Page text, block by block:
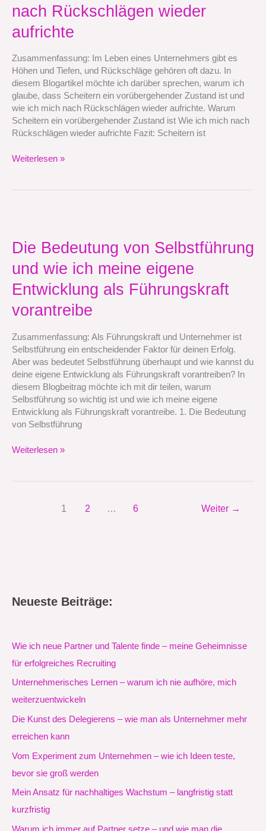
nach Rückschlägen wieder
aufrichte
Zusammenfassung: Im Leben eines Unternehmers gibt es
Höhen und Tiefen, und Rückschläge gehören oft dazu. In
diesem Blogartikel möchte ich darüber sprechen, warum ich
glaube, dass Scheitern ein vorübergehender Zustand ist und
wie ich mich nach Rückschlägen wieder aufrichte. Warum
Scheitern ein vorübergehender Zustand ist Wie ich mich nach
Rückschlägen wieder aufrichte Fazit: Scheitern ist
vorübergehender
Zustand
ist
wie
ich
mich
nach
Rückschlägen
wieder
aufrichte
Weiterlesen »
Die Bedeutung von Selbstführung
und wie ich meine eigene
Entwicklung als Führungskraft
vorantreibe
Zusammenfassung: Als Führungskraft und Unternehmer ist
Selbstführung ein entscheidender Faktor für deinen Erfolg.
Aber was bedeutet Selbstführung überhaupt und wie kannst du
deine eigene Entwicklung als Führungskraft vorantreiben? In
diesem Blogbeitrag möchte ich mit dir teilen, warum
Selbstführung so wichtig ist und wie ich meine eigene
Entwicklung als Führungskraft vorantreibe. 1. Die Bedeutung
von Selbstführung
von
Selbstführung
und
ich
meine
eigene
als
Führungskraft
vorantreibe
Weiterlesen »
1 2 … 6 Weiter →
Neueste Beiträge:
Wie ich neue Partner und Talente finde – meine Geheimnisse
für erfolgreiches Recruiting
Unternehmerisches Lernen – warum ich nie aufhöre, mich
weiterzuentwickeln
Die Kunst des Delegierens – wie man als Unternehmer mehr
erreichen kann
Vom Experiment zum Unternehmen – wie ich Ideen teste,
bevor sie groß werden
Mein Ansatz für nachhaltiges Wachstum – langfristig statt
kurzfristig